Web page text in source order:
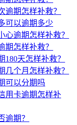
逾期怎样补救？
可以逾期多少
心逾期怎样补救？
期怎样补救？
天怎样补救？
几个月怎样补救？
可以分期吗
用卡逾期怎样补
逾期？